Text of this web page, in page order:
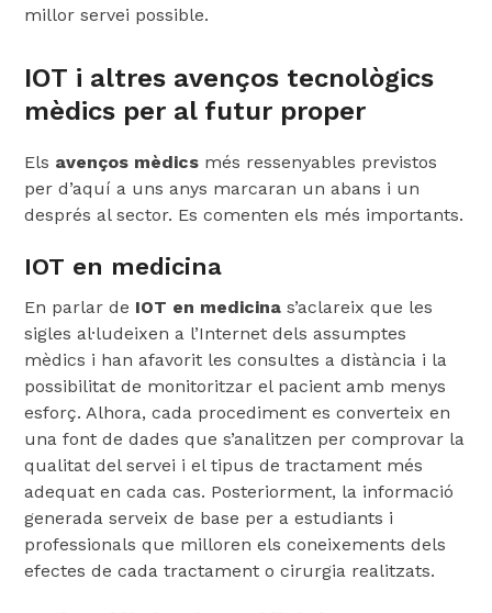
millor servei possible.
IOT i altres avenços tecnològics
mèdics per al futur proper
Els avenços mèdics més ressenyables previstos
per d’aquí a uns anys marcaran un abans i un
després al sector. Es comenten els més importants.
IOT en medicina
En parlar de IOT en medicina s’aclareix que les
sigles al·ludeixen a l’Internet dels assumptes
mèdics i han afavorit les consultes a distància i la
possibilitat de monitoritzar el pacient amb menys
esforç. Alhora, cada procediment es converteix en
una font de dades que s’analitzen per comprovar la
qualitat del servei i el tipus de tractament més
adequat en cada cas. Posteriorment, la informació
generada serveix de base per a estudiants i
professionals que milloren els coneixements dels
efectes de cada tractament o cirurgia realitzats.